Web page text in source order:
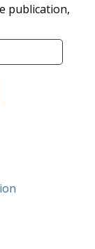
publication,